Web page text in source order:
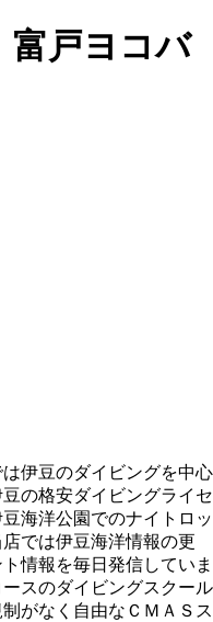
戸ヨコバ
伊豆のダイビングを中心
の格安ダイビングライセ
海洋公園でのナイトロッ
では伊豆海洋情報の更
情報を毎日発信していま
スのダイビングスクール
がなく自由なＣＭＡＳス